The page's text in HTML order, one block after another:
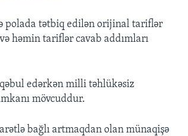
polada tətbiq edilən orijinal tariflər
həmin tariflər cavab addımları
edərkən milli təhlükəsiz
mövcuddur.
bağlı artmaqdan olan münaqişə